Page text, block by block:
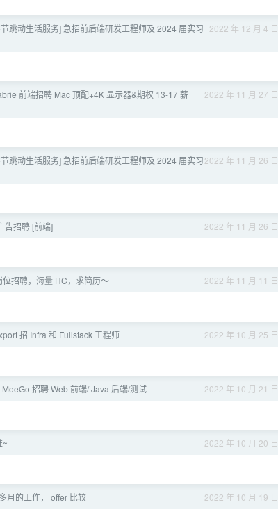
2022 年 12 月 4 日
跳动生活服务] 急招前后端研发工程师及 2024 届实习
2022 年 11 月 27 日
前端招聘 Mac 顶配+4K 显示器&期权 13-17 薪
2022 年 11 月 26 日
跳动生活服务] 急招前后端研发工程师及 2024 届实习
2022 年 11 月 26 日
告招聘 [前端]
2022 年 11 月 11 日
招聘，海量 HC，求简历～
2022 年 10 月 25 日
招 Infra 和 Fullstack 工程师
2022 年 10 月 21 日
招聘 Web 前端/ Java 后端/测试
2022 年 10 月 20 日
~
2022 年 10 月 19 日
月的工作， offer 比较